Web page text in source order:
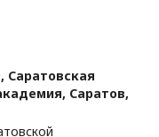
Саратовская
Саратов,